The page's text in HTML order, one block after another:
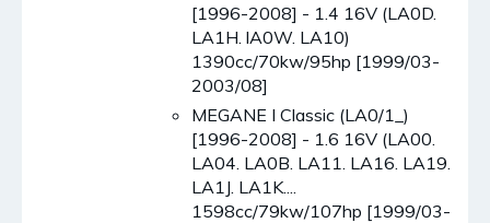
[1996-2008] - 1.4 16V (LA0D.
LA1H. lA0W. LA10)
1390cc/70kw/95hp [1999/03-
2003/08]
MEGANE I Classic (LA0/1_)
[1996-2008] - 1.6 16V (LA00.
LA04. LA0B. LA11. LA16. LA19.
LA1J. LA1K....
1598cc/79kw/107hp [1999/03-